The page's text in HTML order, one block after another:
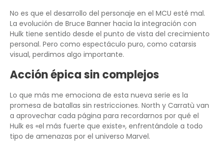
No es que el desarrollo del personaje en el MCU esté mal.
La evolución de Bruce Banner hacia la integración con
Hulk tiene sentido desde el punto de vista del crecimiento
personal. Pero como espectáculo puro, como catarsis
visual, perdimos algo importante.
Acción épica sin complejos
Lo que más me emociona de esta nueva serie es la
promesa de batallas sin restricciones. North y Carratù van
a aprovechar cada página para recordarnos por qué el
Hulk es «el más fuerte que existe», enfrentándole a todo
tipo de amenazas por el universo Marvel.